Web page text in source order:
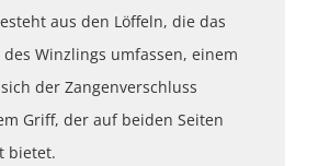
aus den Löffeln, die das
Winzlings umfassen, einem
der Zangenverschluss
Griff, der auf beiden Seiten
bietet.